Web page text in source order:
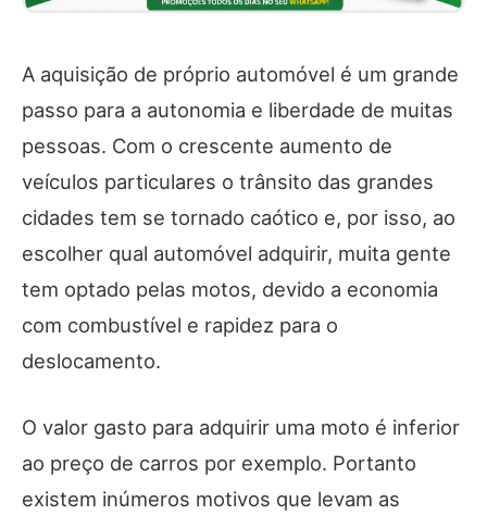
A aquisição de próprio automóvel é um grande
passo para a autonomia e liberdade de muitas
pessoas. Com o crescente aumento de
veículos particulares o trânsito das grandes
cidades tem se tornado caótico e, por isso, ao
escolher qual automóvel adquirir, muita gente
tem optado pelas motos, devido a economia
com combustível e rapidez para o
deslocamento.
O valor gasto para adquirir uma moto é inferior
ao preço de carros por exemplo. Portanto
existem inúmeros motivos que levam as